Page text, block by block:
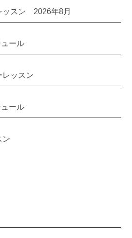
ッスン 2026年8月
ール
レッスン
ール
ン